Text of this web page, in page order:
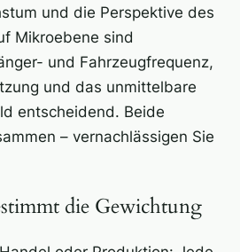
und die Perspektive des
Mikroebene sind
und Fahrzeugfrequenz,
und das unmittelbare
entscheidend. Beide
– vernachlässigen Sie
die Gewichtung